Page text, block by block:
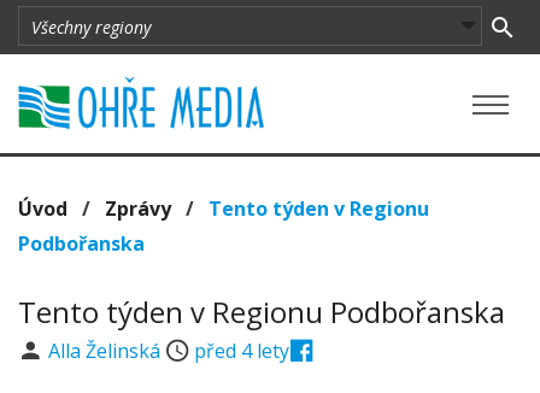
Úvod / Zprávy/ Tento týden v Regionu
Podbořanska
Tento týden v Regionu Podbořanska
Alla Želinská před 4 lety